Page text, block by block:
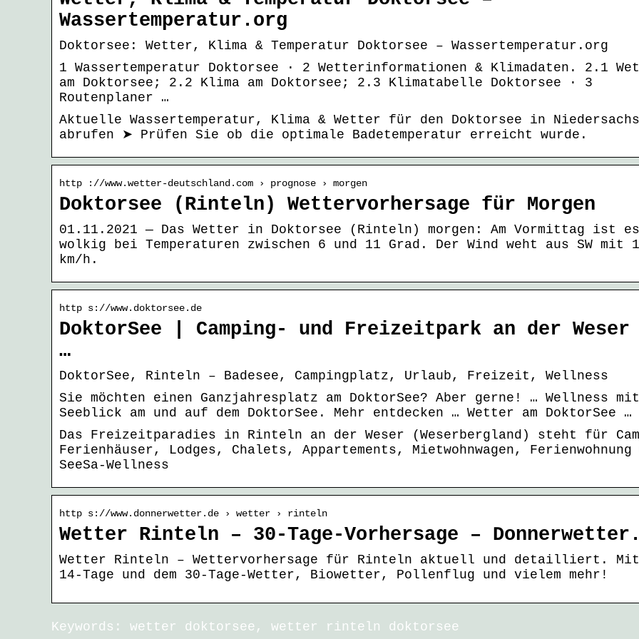
Wassertemperatur.org
Doktorsee: Wetter, Klima & Temperatur Doktorsee – Wassertemperatur.org
1 Wassertemperatur Doktorsee · 2 Wetterinformationen & Klimadaten. 2.1
am Doktorsee; 2.2 Klima am Doktorsee; 2.3 Klimatabelle Doktorsee · 3
Routenplaner …
Aktuelle Wassertemperatur, Klima & Wetter für den Doktorsee in
abrufen ➤ Prüfen Sie ob die optimale Badetemperatur erreicht wurde.
http ://www.wetter-deutschland.com › prognose › morgen
Doktorsee (Rinteln) Wettervorhersage für Morgen
01.11.2021 — Das Wetter in Doktorsee (Rinteln) morgen: Am Vormittag ist es
wolkig bei Temperaturen zwischen 6 und 11 Grad. Der Wind weht aus SW mit
km/h.
http s://www.doktorsee.de
DoktorSee | Camping- und Freizeitpark an der
…
DoktorSee, Rinteln – Badesee, Campingplatz, Urlaub, Freizeit, Wellness
Sie möchten einen Ganzjahresplatz am DoktorSee? Aber gerne! … Wellness mit
Seeblick am und auf dem DoktorSee. Mehr entdecken … Wetter am DoktorSee …
Das Freizeitparadies in Rinteln an der Weser (Weserbergland) steht für
Ferienhäuser, Lodges, Chalets, Appartements, Mietwohnwagen, Ferienwohnung
SeeSa-Wellness
http s://www.donnerwetter.de › wetter › rinteln
Wetter Rinteln – 30-Tage-Vorhersage –
Wetter Rinteln – Wettervorhersage für Rinteln aktuell und detailliert. Mit
14-Tage und dem 30-Tage-Wetter, Biowetter, Pollenflug und vielem mehr!
Keywords: wetter doktorsee, wetter rinteln doktorsee